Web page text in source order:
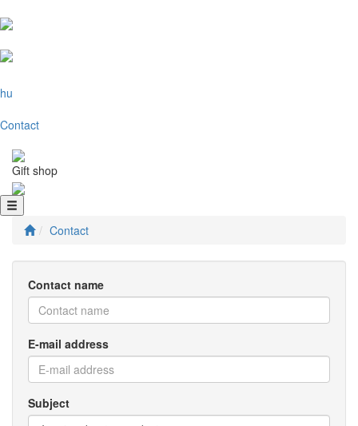
hu
Contact
Gift shop
Contact
Contact name
E-mail address
Subject